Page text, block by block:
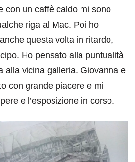
con un caffè caldo mi sono
riga al Mac. Poi ho
questa volta in ritardo,
Ho pensato alla puntualità
alla vicina galleria. Giovanna e
con grande piacere e mi
e l’esposizione in corso.